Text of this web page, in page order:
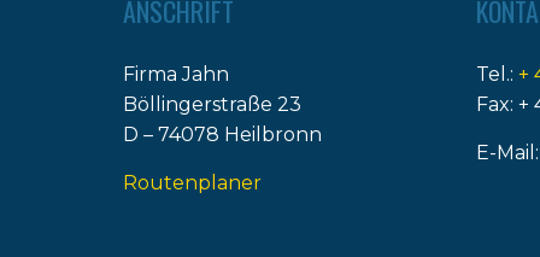
ANSCHRIFT
Firma Jahn
Böllingerstraße 23
D – 74078 Heilbronn
Routenplaner
Tel.: +
Fax: +
E-Mail: